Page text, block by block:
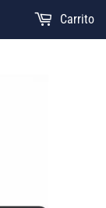
Carrito